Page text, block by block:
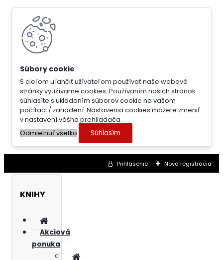
S cieľom uľahčiť užívateľom používať naše webové
stránky využívame cookies. Používaním našich stránok
súhlasíte s ukladaním súborov cookie na vašom
počítači / zariadení. Nastavenia cookies môžete zmeniť
v nastavení vášho prehliadača.
Odmietnuť všetko
Súhlasím
Prihlásenie Nová registrácia
KNIHY
Akciová
ponuka